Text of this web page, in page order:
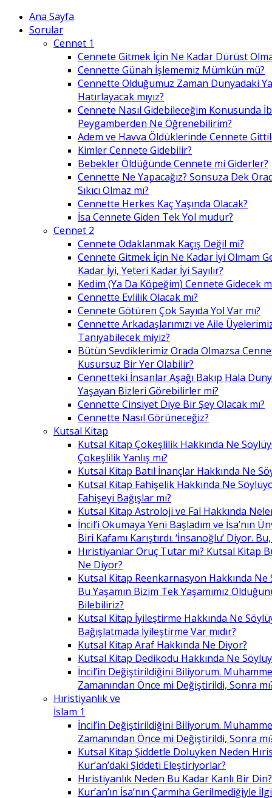
Ana Sayfa
Sorular
Cennet 1
Cennete Gitmek İçin Ne Kadar Dürüst
Cennette Günah İşlememiz Mümkün mü?
Cennette Olduğumuz Zaman Dünyadaki
Hatırlayacak mıyız?
Cennete Nasıl Gidebileceğim Konusunda
Peygamberden Ne Öğrenebilirim?
Adem ve Havva Öldüklerinde Cennete
Kimler Cennete Gidebilir?
Bebekler Öldüğünde Cennete mi Giderler?
Cennette Ne Yapacağız? Sonsuza Dek
Sıkıcı Olmaz mı?
Cennette Herkes Kaç Yaşında Olacak?
İsa Cennete Giden Tek Yol mudur?
Cennet 2
Cennete Odaklanmak Kaçış Değil mi?
Cennete Gitmek İçin Ne Kadar İyi Olmam
Kadar İyi, Yeteri Kadar İyi Sayılır?
Kedim (Ya Da Köpeğim) Cennete Gidecek
Cennette Evlilik Olacak mı?
Cennete Götüren Çok Sayıda Yol Var mı?
Cennette Arkadaşlarımızı ve Aile
Tanıyabilecek miyiz?
Bütün Sevdiklerimiz Orada Olmazsa
Kusursuz Bir Yer Olabilir?
Cennetteki İnsanlar Aşağı Bakıp Hala
Yaşayan Bizleri Görebilirler mi?
Cennette Cinsiyet Diye Bir Şey Olacak mı?
Cennette Nasıl Görüneceğiz?
Kutsal Kitap
Kutsal Kitap Çokeşlilik Hakkında Ne
Çokeşlilik Yanlış mı?
Kutsal Kitap Batıl İnançlar Hakkında Ne
Kutsal Kitap Fahişelik Hakkında Ne
Fahişeyi Bağışlar mı?
Kutsal Kitap Astroloji ve Fal Hakkında
İncil’i Okumaya Yeni Başladım ve İsa’nın
Biri Kafamı Karıştırdı. ‘İnsanoğlu’ Diyor.
Hıristiyanlar Oruç Tutar mı? Kutsal Kitap
Ne Diyor?
Kutsal Kitap Reenkarnasyon Hakkında Ne
Bu Yaşamın Bizim Tek Yaşamımız
Bilebiliriz?
Kutsal Kitap İyileştirme Hakkında Ne
Bağışlatmada İyileştirme Var mıdır?
Kutsal Kitap Araf Hakkında Ne Diyor?
Kutsal Kitap Dedikodu Hakkında Ne
İncil’in Değiştirildiğini Biliyorum.
Zamanından Önce mi Değiştirildi, Sonra
Hıristiyanlık ve
İslam 1
İncil’in Değiştirildiğini Biliyorum.
Zamanından Önce mi Değiştirildi, Sonra
Kutsal Kitap Şiddetle Doluyken Neden
Kur’an’daki Şiddeti Eleştiriyorlar?
Hıristiyanlık Neden Bu Kadar Kanlı Bir Din?
Kur’an’ın İsa’nın Çarmıha Gerilmediğiyle